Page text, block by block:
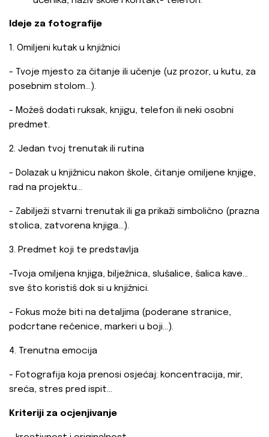
Ideje za fotografije
1. Omiljeni kutak u knjižnici
- Tvoje mjesto za čitanje ili učenje (uz prozor, u kutu, za
posebnim stolom...).
- Možeš dodati ruksak, knjigu, telefon ili neki osobni
predmet.
2. Jedan tvoj trenutak ili rutina
- Dolazak u knjižnicu nakon škole, čitanje omiljene knjige,
rad na projektu...
- Zabilježi stvarni trenutak ili ga prikaži simbolično (prazna
stolica, zatvorena knjiga...).
3. Predmet koji te predstavlja
-Tvoja omiljena knjiga, bilježnica, slušalice, šalica kave...
sve što koristiš dok si u knjižnici.
- Fokus može biti na detaljima (poderane stranice,
podcrtane rečenice, markeri u boji...).
4. Trenutna emocija
- Fotografija koja prenosi osjećaj: koncentracija, mir,
sreća, stres pred ispit...
Kriteriji za ocjenjivanje